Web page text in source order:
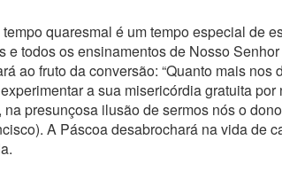
quaresmal é um tempo especial de
e todos os ensinamentos de Nosso
ao fruto da conversão: “Quanto mais
a sua misericórdia gratuita
na presunçosa ilusão de sermos nós o
A Páscoa desabrochará na vida de